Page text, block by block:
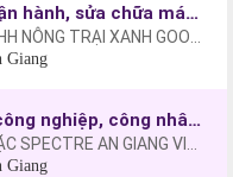
Chuyên viên kỹ thuật quản lý, vận hành, sửa chữa máy móc
CHI NHÁNH AN GIANG - CÔNG TY TNHH NÔNG TRẠI XANH GOODFARM VIỆT NAM
Giang
Công nhân vận hành máy may công nghiệp, công nhân may
CÔNG TY TNHH CÔNG NGHỆ MAY MẶC SPECTRE AN GIANG VIỆT NAM
Giang